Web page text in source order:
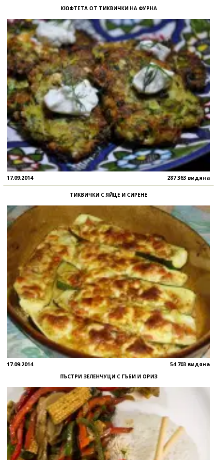
КЮФТЕТА ОТ ТИКВИЧКИ НА ФУРНА
17.09.2014 287 363 видяна
ТИКВИЧКИ С ЯЙЦЕ И СИРЕНЕ
17.09.2014 54 703 видяна
ПЪСТРИ ЗЕЛЕНЧУЦИ С ГЪБИ И ОРИЗ